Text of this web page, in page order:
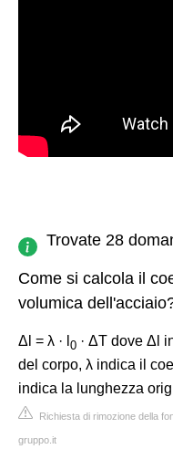
Trovate 28
Come si calcola il
volumica
Δl = λ · l 0 · ΔT dove Δl
del corpo, λ indica il
indica la lunghezza
Richiesta di rimozione della
gruppo.it